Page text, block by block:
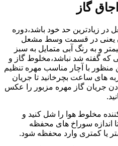
گاز
زیادترین حد خود باشد،دوره
یعنی در قسمت وسط مشعل
شعله باید در حدود ۲۰ میلیمتر و به رنگ آبی متمایل به سبز
گفته شد نباشد،مخلوط گاز و
منظور با آچار مناسب مهره تنظیم
های ساعت بچرخانید تا جریان
جریان گاز مهره مزبور را عکس
مخلوط هوا را شل کنید و
اندازه سوراخ های محفظه
یا کمتری وارد محفظه شود.